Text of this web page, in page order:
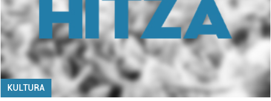
KULTURA